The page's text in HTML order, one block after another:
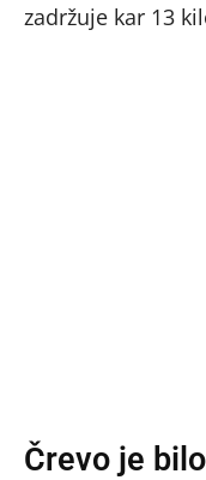
zadržuje kar 13
Črevo je